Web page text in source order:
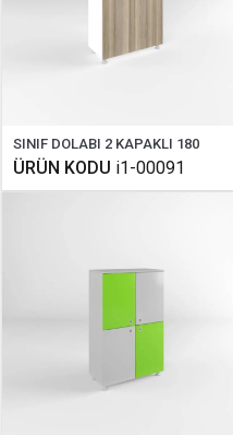
SINIF DOLABI 2 KAPAKLI 180
ÜRÜN KODU i1-00091